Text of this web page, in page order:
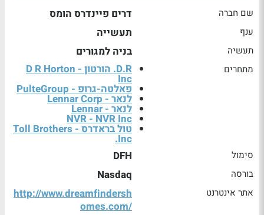
שם חברה דרים פיינדרס הומס
ענף תעשייה
תעשיה בניה למגורים
מתחרים D.R. הורטון - D R Horton
Inc
פאלטה-גרופ - PulteGroup
לנאר - Lennar Corp
לנאר - Lennar
NVR - NVR Inc
טול בראדרס - Toll Brothers
Inc.
סימול DFH
בורסה Nasdaq
אתר אינטרנט
http://www.dreamfindersh
omes.com/